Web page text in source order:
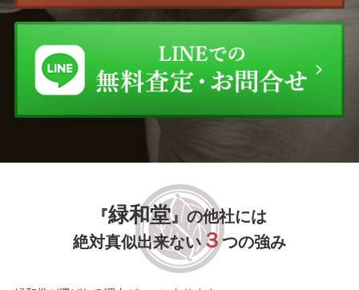
William Oliver
三嶋 哲也
九鬼 三郎
岡崎 忠雄
『緑和堂』の他社には
絶対真似出来ない ３つの強み